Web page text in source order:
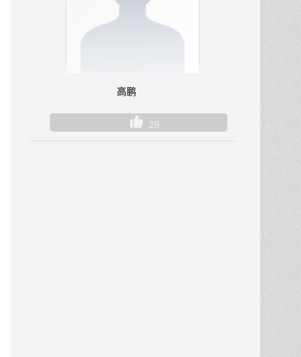
高鹏
28